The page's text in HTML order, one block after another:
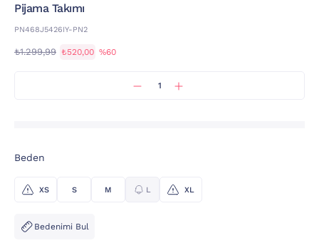
Pijama Takımı
PN468J5426IY-PN2
₺1.299,99 ₺520,00 %60
Beden
XS S M L XL
Bedenimi Bul